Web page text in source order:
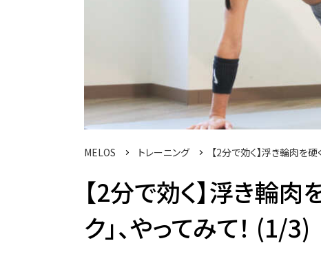
MELOS トレーニング 【2分で効く】浮き輪肉を硬
【2分で効く】浮き輪肉
ク」、やってみて！ (1/3)